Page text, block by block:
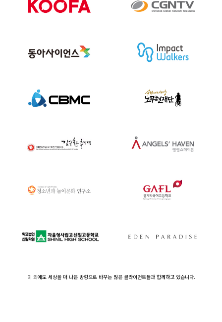
이 외에도 세상을 더 나은 방향으로 바꾸는 많은 클라이언트들과 함께하고 있습니다.